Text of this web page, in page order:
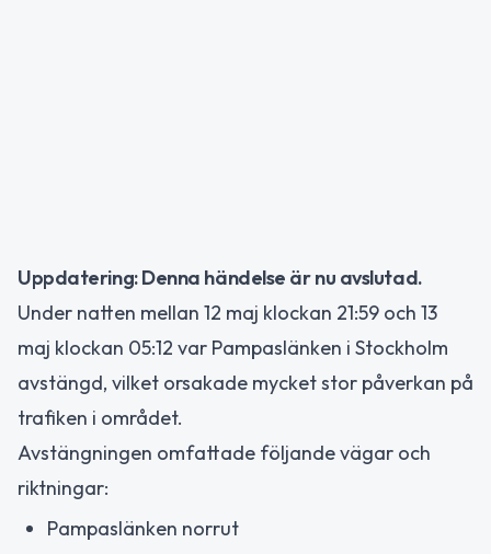
Uppdatering: Denna händelse är nu avslutad.
Under natten mellan 12 maj klockan 21:59 och 13
maj klockan 05:12 var Pampaslänken i Stockholm
avstängd, vilket orsakade mycket stor påverkan på
trafiken i området.
Avstängningen omfattade följande vägar och
riktningar:
Pampaslänken norrut